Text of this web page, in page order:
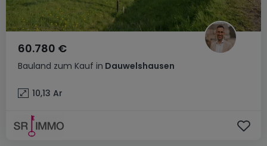
Bauland zum Kauf in Dauwelshausen
60.780 €
10,13 Ar